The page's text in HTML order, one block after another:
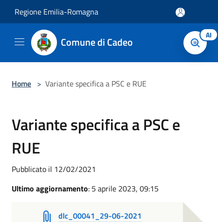
Regione Emilia-Romagna
Comune di Cadeo AI
Home > Variante specifica a PSC e RUE
Variante specifica a PSC e
RUE
Pubblicato il 12/02/2021
Ultimo aggiornamento: 5 aprile 2023, 09:15
dlc_00041_29-06-2021